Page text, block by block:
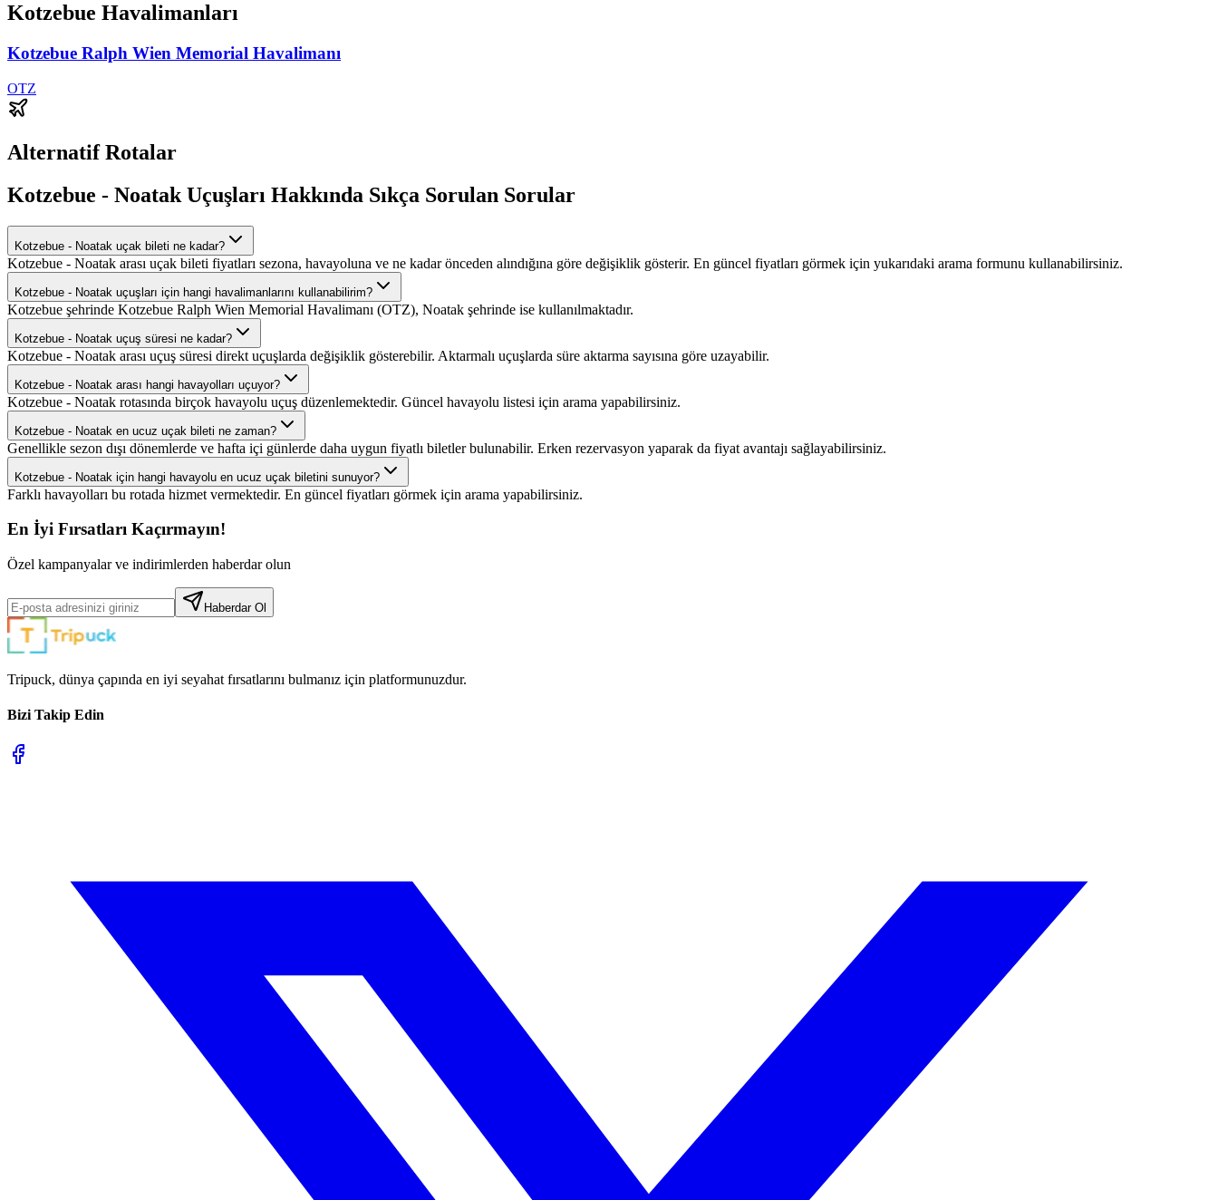
Kotzebue Havalimanları
Kotzebue Ralph Wien Memorial Havalimanı
OTZ
Alternatif Rotalar
Kotzebue - Noatak Uçuşları Hakkında Sıkça Sorulan Sorular
Kotzebue - Noatak uçak bileti ne kadar?
Kotzebue - Noatak arası uçak bileti fiyatları sezona, havayoluna ve ne kadar önceden alındığına göre değişiklik gösterir. En güncel fiyatları görmek için yukarıdaki arama formunu kullanabilirsiniz.
Kotzebue - Noatak uçuşları için hangi havalimanlarını kullanabilirim?
Kotzebue şehrinde Kotzebue Ralph Wien Memorial Havalimanı (OTZ), Noatak şehrinde ise kullanılmaktadır.
Kotzebue - Noatak uçuş süresi ne kadar?
Kotzebue - Noatak arası uçuş süresi direkt uçuşlarda değişiklik gösterebilir. Aktarmalı uçuşlarda süre aktarma sayısına göre uzayabilir.
Kotzebue - Noatak arası hangi havayolları uçuyor?
Kotzebue - Noatak rotasında birçok havayolu uçuş düzenlemektedir. Güncel havayolu listesi için arama yapabilirsiniz.
Kotzebue - Noatak en ucuz uçak bileti ne zaman?
Genellikle sezon dışı dönemlerde ve hafta içi günlerde daha uygun fiyatlı biletler bulunabilir. Erken rezervasyon yaparak da fiyat avantajı sağlayabilirsiniz.
Kotzebue - Noatak için hangi havayolu en ucuz uçak biletini sunuyor?
Farklı havayolları bu rotada hizmet vermektedir. En güncel fiyatları görmek için arama yapabilirsiniz.
En İyi Fırsatları Kaçırmayın!
Özel kampanyalar ve indirimlerden haberdar olun
Haberdar Ol
Tripuck, dünya çapında en iyi seyahat fırsatlarını bulmanız için platformunuzdur.
Bizi Takip Edin